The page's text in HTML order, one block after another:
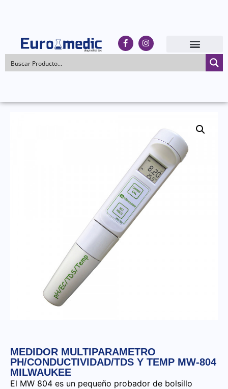
MEDIDOR MULTIPARAMETRO
PH/CONDUCTIVIDAD/TDS Y TEMP MW-804
MILWAUKEE
El MW 804 es un pequeño probador de bolsillo